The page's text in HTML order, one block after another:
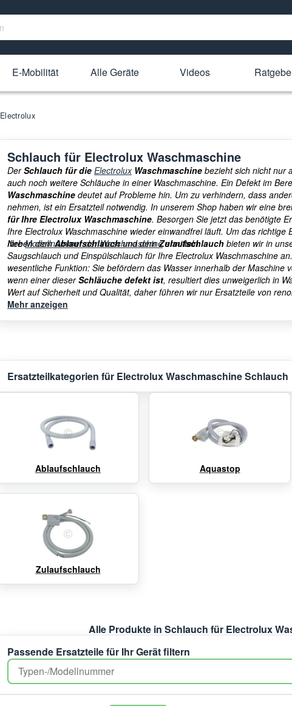
E-Mobilität Alle Geräte Videos
Electrolux
Schlauch für Electrolux Waschmaschine
DerSchlauch für die ElectroluxWaschmaschine bezieht sich nicht nur
auch noch weitere Schläuche in einer Waschmaschine. Ein Defekt im
Waschmaschine deutet auf Probleme hin. Um zu verhindern, dass
nehmen, ist ein Ersatzteil notwendig. In unserem Shop haben wir eine
für Ihre Electrolux Waschmaschine. Besorgen Sie jetzt das benötigte
Ihre Electrolux Waschmaschine wieder einwandfrei läuft. Um das richtige
IhreModellnummer der Waschmaschineermitteln.
Neben demAblaufschlauchund demZulaufschlauch bieten wir in
Saugschlauch und Einspülschlauch für Ihre Electrolux Waschmaschine
wesentliche Funktion: Sie befördern das Wasser innerhalb der Maschine
wenn einer dieserSchläuche defekt ist, resultiert dies unweigerlich in
Wert auf Sicherheit und Qualität, daher führen wir nur Ersatzteile von
Mehr anzeigen
Ersatzteilkategorien für Electrolux Waschmaschine Schlauch
Ablaufschlauch Aquastop
Zulaufschlauch
Alle Produkte in Schlauch für Electrolux
Passende Ersatzteile für Ihr Gerät filtern